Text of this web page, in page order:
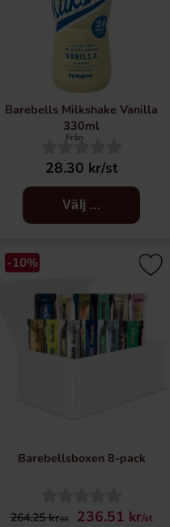
Barebells Milkshake Vanilla
330ml
Från
28.30 kr/st
Välj ...
-10%
Barebellsboxen 8-pack
264.25 kr/st 236.51 kr/st